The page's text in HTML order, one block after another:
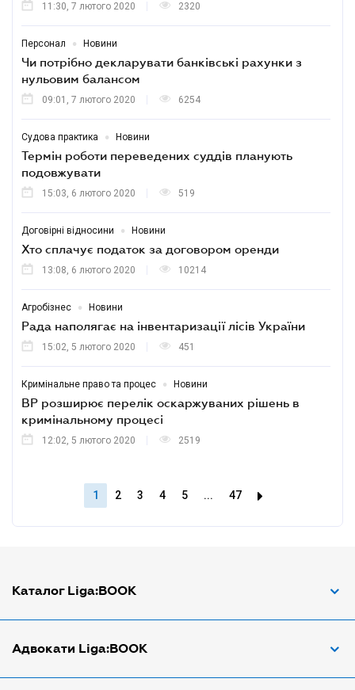
11:30, 7 лютого 2020 2320
Персонал • Новини
Чи потрібно декларувати банківські рахунки з
нульовим балансом
09:01, 7 лютого 2020 6254
Судова практика • Новини
Термін роботи переведених суддів планують
подовжувати
15:03, 6 лютого 2020 519
Договірні відносини • Новини
Хто сплачує податок за договором оренди
13:08, 6 лютого 2020 10214
Агробізнес • Новини
Рада наполягає на інвентаризації лісів України
15:02, 5 лютого 2020 451
Кримінальне право та процес • Новини
ВР розширює перелік оскаржуваних рішень в
кримінальному процесі
12:02, 5 лютого 2020 2519
1 2 3 4 5 ... 47
Каталог Liga:BOOK
Адвокат по ДТП
Адвокати Liga:BOOK